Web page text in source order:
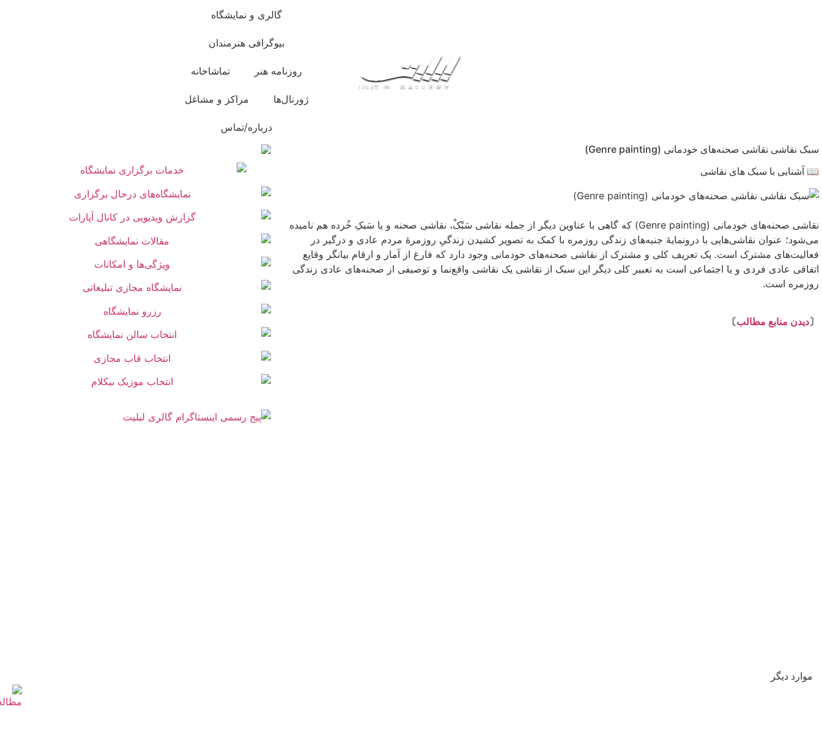
گالری و نمایشگاه
بیوگرافی هنرمندان
روزنامه هنر تماشاخانه
ژورنال‌ها مراکز و مشاغل
درباره/تماس
سبک نقاشی نقاشی صحنه‌های خودمانی (Genre painting)
📖 آشنایی با سبک های نقاشی
نقاشی صحنه‌های خودمانی (Genre painting) که گاهی با عناوین دیگر از جمله نقاشی سَبْکْ، نقاشی صحنه و یا سَبکِ خُرده هم نامیده
می‌شود؛ عنوان نقاشی‌هایی با درونمایهٔ جنبه‌های زندگی روزمره با کمک به تصویر کشیدن زندگیِ روزمرهٔ مردم عادی و درگیر در
فعالیت‌های مشترک است. یک تعریف کلی و مشترک از نقاشی صحنه‌های خودمانی وجود دارد که فارغ از آمار و ارقام بیانگر وقایع
اتفاقی عادی فردی و یا اجتماعی است به تعبیر کلی دیگر این سبک از نقاشی یک نقاشی واقع‌نما و توصیفی از صحنه‌های عادی زندگی
روزمره است.
〔دیدن منابع مطالب〕
موارد دیگر